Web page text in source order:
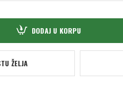
DODAJ U KORPU
ŽELJA